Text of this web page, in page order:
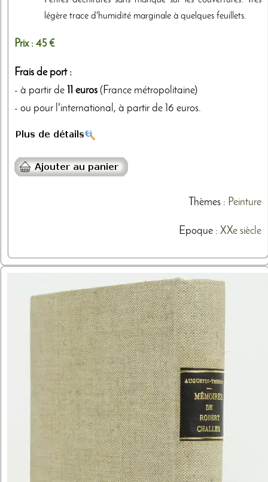
légère trace d'humidité marginale à quelques feuillets.
Prix : 45 €
Frais de port :
- à partir de
11 euros (France métropolitaine)
- ou pour l'international, à partir de 16 euros.
Thèmes: Peinture
Epoque : XXe siècle